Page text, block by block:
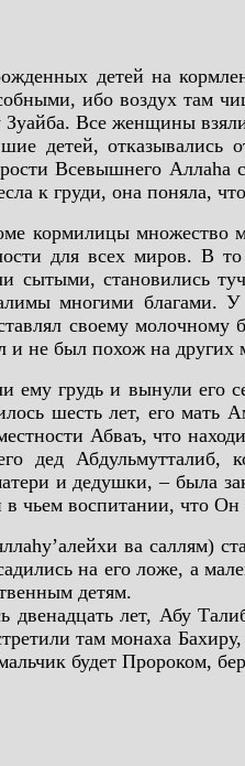
детей на
ибо воздух там
Все женщины
детей, отказывались
Всевышнего
к груди, она поняла,
кормилицы
для всех миров. В
становились
многими
своему
и не был похож на других
ему грудь и вынули
шесть лет, его
Абваъ, что
дед
и дедушки, – была
чьем воспитании, что
ва саллям)
на его ложе, а
детям.
лет, Абу
там монаха
будет Пророком,